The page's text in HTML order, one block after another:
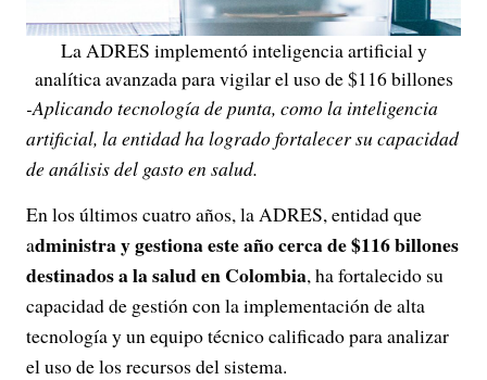
La ADRES implementó inteligencia artificial y
analítica avanzada para vigilar el uso de $116 billones
-Aplicando tecnología de punta, como la inteligencia
artificial, la entidad ha logrado fortalecer su capacidad
de análisis del gasto en salud.
En los últimos cuatro años, la ADRES, entidad que
administra y gestiona este año cerca de $116 billones
destinados a la salud en Colombia, ha fortalecido su
capacidad de gestión con la implementación de alta
tecnología y un equipo técnico calificado para analizar
el uso de los recursos del sistema.